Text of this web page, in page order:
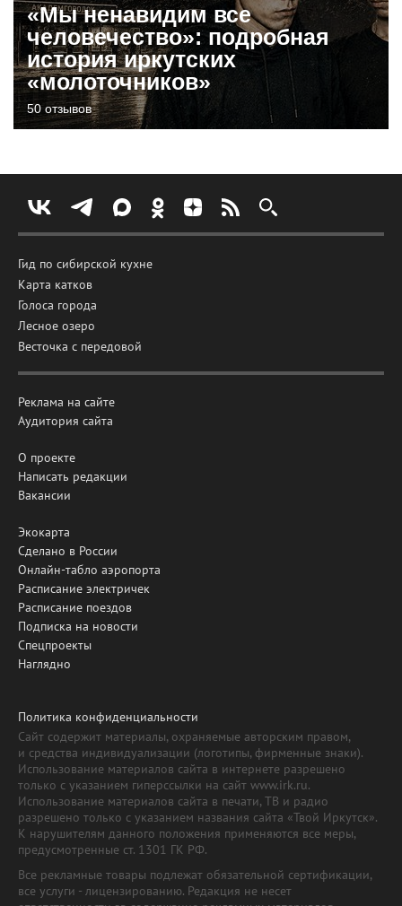
«Мы ненавидим все
человечество»: подробная
история иркутских
«молоточников»
50 отзывов
Гид по сибирской кухне
Карта катков
Голоса города
Лесное озеро
Весточка с передовой
Реклама на сайте
Аудитория сайта
О проекте
Написать редакции
Вакансии
Экокарта
Сделано в России
Онлайн-табло аэропорта
Расписание электричек
Расписание поездов
Подписка на новости
Спецпроекты
Наглядно
Политика конфиденциальности
Сайт содержит материалы, охраняемые авторским правом,
и средства индивидуализации (логотипы, фирменные знаки).
Использование материалов сайта в интернете разрешено
только с указанием гиперссылки на сайт www.irk.ru.
Использование материалов сайта в печати, ТВ и радио
разрешено только с указанием названия сайта «Твой Иркутск».
К нарушителям данного положения применяются все меры,
предусмотренные ст. 1301 ГК РФ.
Все рекламные товары подлежат обязательной сертификации,
все услуги - лицензированию. Редакция не несет